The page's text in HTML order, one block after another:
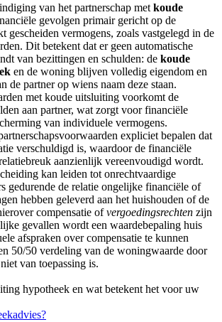
van het partnerschap met koude
gevolgen primair gericht op de
gescheiden vermogens, zoals vastgelegd in de
Dit betekent dat er geen automatische
van bezittingen en schulden: de koude
en de woning blijven volledig eigendom en
de partner op wiens naam deze staan.
met koude uitsluiting voorkomt de
aan partner, wat zorgt voor financiële
van individuele vermogens.
expliciet bepalen dat
verschuldigd is, waardoor de financiële
aanzienlijk vereenvoudigd wordt.
kan leiden tot onrechtvaardige
gedurende de relatie ongelijke financiële of
hebben geleverd aan het huishouden of de
compensatie ofvergoedingsrechten zijn
gevallen wordt een waardebepaling huis
afspraken over compensatie te kunnen
50/50 verdeling van de woningwaarde door
van toepassing is.
hypotheek en wat betekent het voor uw